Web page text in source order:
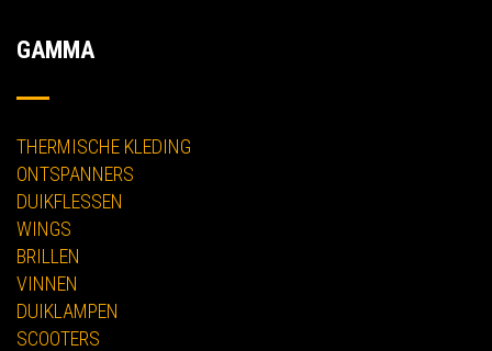
GAMMA
THERMISCHE KLEDING
ONTSPANNERS
DUIKFLESSEN
WINGS
BRILLEN
VINNEN
DUIKLAMPEN
SCOOTERS